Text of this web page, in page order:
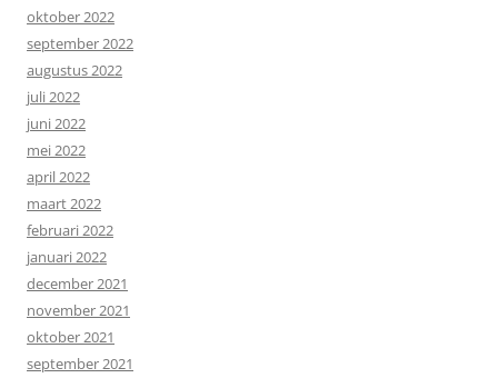
oktober 2022
september 2022
augustus 2022
juli 2022
juni 2022
mei 2022
april 2022
maart 2022
februari 2022
januari 2022
december 2021
november 2021
oktober 2021
september 2021